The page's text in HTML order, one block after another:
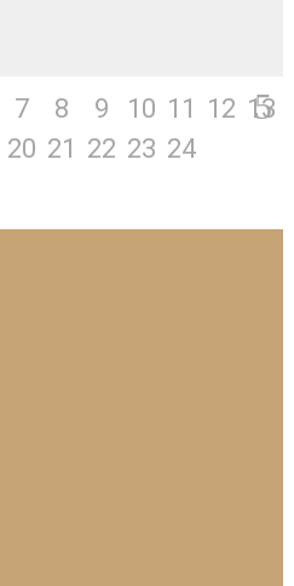
7 8 9 10 11 12 13
20 21 22 23 24